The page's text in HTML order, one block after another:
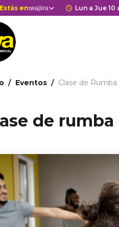
Selector
de
centros
comerciales
Estás en:Estás en
wajiira Horario
Lun a Jue 10
Eventos Clase de Rumba
de rumba